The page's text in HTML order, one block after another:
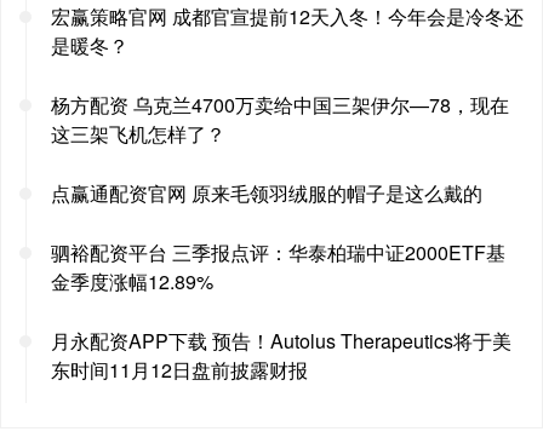
宏赢策略官网 成都官宣提前12天入冬！今年会是冷冬还
是暖冬？
杨方配资 乌克兰4700万卖给中国三架伊尔—78，现在
这三架飞机怎样了？
点赢通配资官网 原来毛领羽绒服的帽子是这么戴的
驷裕配资平台 三季报点评：华泰柏瑞中证2000ETF基
金季度涨幅12.89%
月永配资APP下载 预告！Autolus Therapeutics将于美
东时间11月12日盘前披露财报